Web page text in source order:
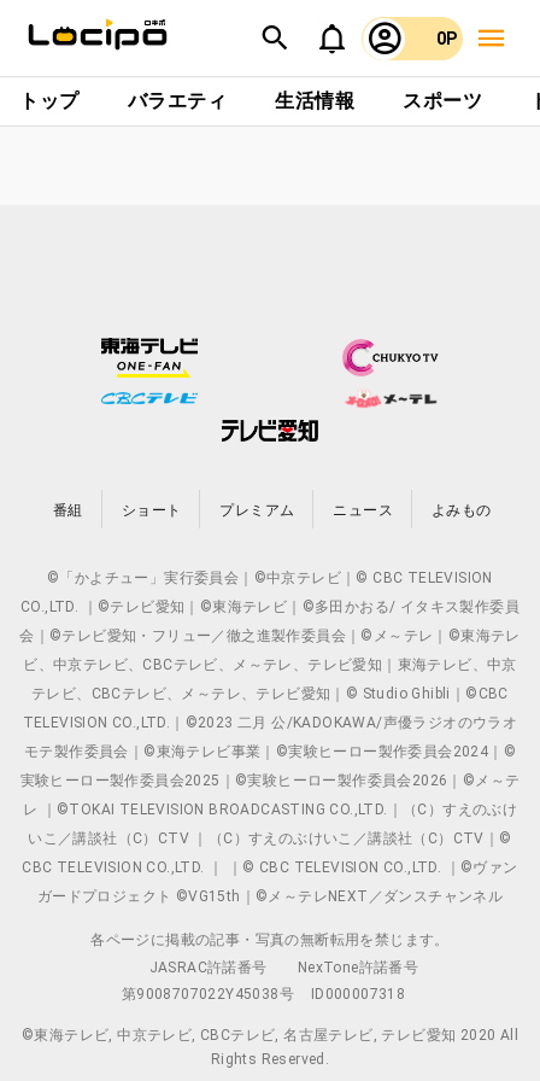
0P
トップ バラエティ 生活情報 スポーツ
番組 ショート プレミアム ニュース よみもの
©「かよチュー」実行委員会｜©中京テレビ｜© CBC TELEVISION
CO.,LTD. ｜©テレビ愛知｜©東海テレビ｜©多田かおる/ イタキス製作委員
会｜©テレビ愛知・フリュー／徹之進製作委員会｜©メ～テレ｜©東海テレ
ビ、中京テレビ、CBCテレビ、メ～テレ、テレビ愛知｜東海テレビ、中京
テレビ、CBCテレビ、メ～テレ、テレビ愛知｜© Studio Ghibli｜©CBC
TELEVISION CO.,LTD.｜©2023 二月 公/KADOKAWA/声優ラジオのウラオ
モテ製作委員会｜©東海テレビ事業｜©実験ヒーロー製作委員会2024｜©
実験ヒーロー製作委員会2025｜©実験ヒーロー製作委員会2026｜©メ～テ
レ ｜©TOKAI TELEVISION BROADCASTING CO.,LTD.｜（C）すえのぶけ
いこ／講談社（C）CTV ｜（C）すえのぶけいこ／講談社（C）CTV｜©
CBC TELEVISION CO.,LTD. ｜ ｜© CBC TELEVISION CO.,LTD. ｜©ヴァン
ガードプロジェクト ©VG15th｜©メ～テレNEXT／ダンスチャンネル
各ページに掲載の記事・写真の無断転用を禁じます。
JASRAC許諾番号
NexTone許諾番号
第9008707022Y45038号
ID000007318
©東海テレビ, 中京テレビ, CBCテレビ, 名古屋テレビ, テレビ愛知 2020 All
Rights Reserved.